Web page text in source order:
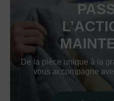
De la pièce unique à la
vous accompagne